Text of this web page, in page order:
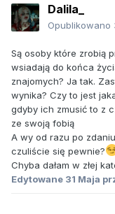
Dalila_
Opublikowano
Są osoby które zrobią
wsiadają do końca
znajomych? Ja tak.
wynika? Czy to jest
gdyby ich zmusić to z
ze swoją fobią
A wy od razu po
czuliście się pewnie?
Chyba dałam w złej
Edytowane 31 Maja